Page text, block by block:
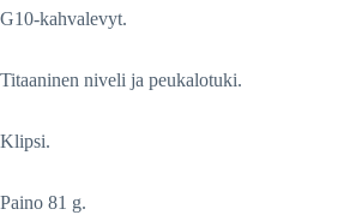
G10-kahvalevyt.
Titaaninen niveli ja peukalotuki.
Klipsi.
Paino 81 g.